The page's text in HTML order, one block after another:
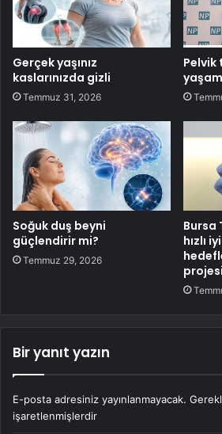
Gerçek yaşınız
kaslarınızda gizli
Temmuz 31, 2026
Pelvik
Soğuk duş beyni
güçlendirir mi?
Temmuz 29, 2026
Bursa
hızlı
projesi
Bir yanıt yazın
E-posta adresiniz yayınlanmayacak.
işaretlenmişlerdir